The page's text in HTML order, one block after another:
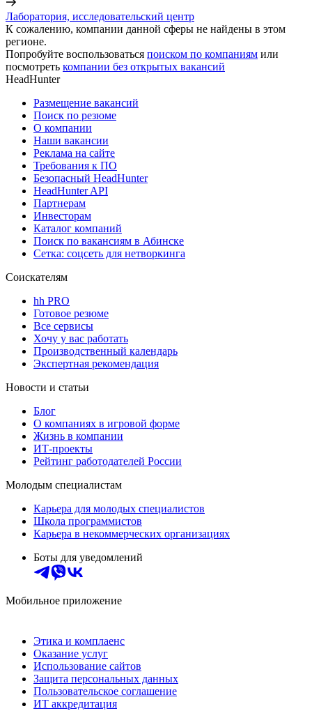
Лаборатория, исследовательский центр
К сожалению, компании данной сферы не найдены в этом
регионе.
Попробуйте воспользоваться поиском по компаниям или
посмотреть компании без открытых вакансий
HeadHunter
Размещение вакансий
Поиск по резюме
О компании
Наши вакансии
Реклама на сайте
Требования к ПО
Безопасный HeadHunter
HeadHunter API
Партнерам
Инвесторам
Каталог компаний
Поиск по вакансиям в Абинске
Сетка: соцсеть для нетворкинга
Соискателям
hh PRO
Готовое резюме
Все сервисы
Хочу у вас работать
Производственный календарь
Экспертная рекомендация
Новости и статьи
Блог
О компаниях в игровой форме
Жизнь в компании
ИТ-проекты
Рейтинг работодателей России
Молодым специалистам
Карьера для молодых специалистов
Школа программистов
Карьера в некоммерческих организациях
Боты для уведомлений
Мобильное приложение
Этика и комплаенс
Оказание услуг
Использование сайтов
Защита персональных данных
Пользовательское соглашение
ИТ аккредитация